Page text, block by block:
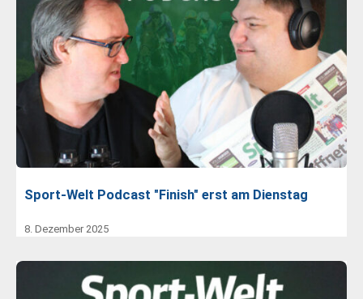
Sport-Welt Podcast "Finish" erst am Dienstag
8. Dezember 2025